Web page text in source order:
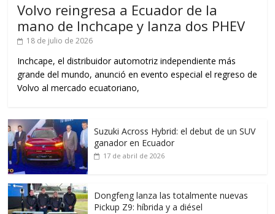
Volvo reingresa a Ecuador de la
mano de Inchcape y lanza dos PHEV
18 de julio de 2026
Inchcape, el distribuidor automotriz independiente más
grande del mundo, anunció en evento especial el regreso de
Volvo al mercado ecuatoriano,
Suzuki Across Hybrid: el debut de un SUV
ganador en Ecuador
17 de abril de 2026
Dongfeng lanza las totalmente nuevas
Pickup Z9: híbrida y a diésel